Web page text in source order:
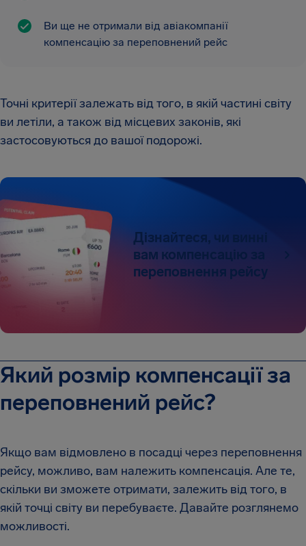
Ви ще не отримали від авіакомпанії
компенсацію за переповнений рейс
Точні критерії залежать від того, в якій частині світу
ви летіли, а також від місцевих законів, які
застосовуються до вашої подорожі.
Дізнайтеся, чи винні
вам компенсацію за
переповнення рейсу
Який розмір компенсації за
переповнений рейс?
Якщо вам відмовлено в посадці через переповнення
рейсу, можливо, вам належить компенсація. Але те,
скільки ви зможете отримати, залежить від того, в
якій точці світу ви перебуваєте. Давайте розглянемо
можливості.